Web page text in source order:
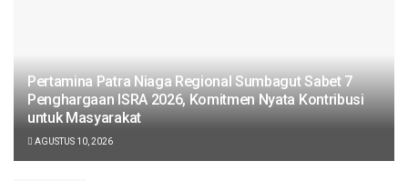
Pertamina Patra Niaga Regional Sumbagut Sabet 7
Penghargaan ISRA 2026, Komitmen Nyata Kontribusi
untuk Masyarakat
AGUSTUS 10, 2026